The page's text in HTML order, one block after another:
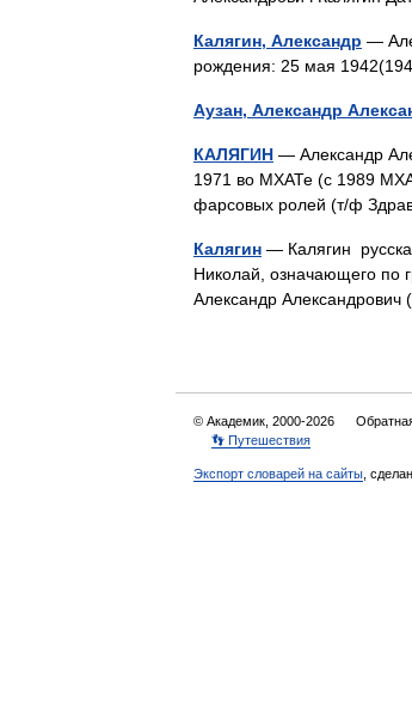
Калягин, Александр —
рождения: 25 мая
Аузан, Александр
КАЛЯГИН — Александр
1971 во МХАТе (с 1989
фарсовых ролей (т/ф
Калягин — Калягин
Николай, означающего по
Александр
© Академик, 2000-2026
👣 Путешествия
Экспорт словарей на сайты ,